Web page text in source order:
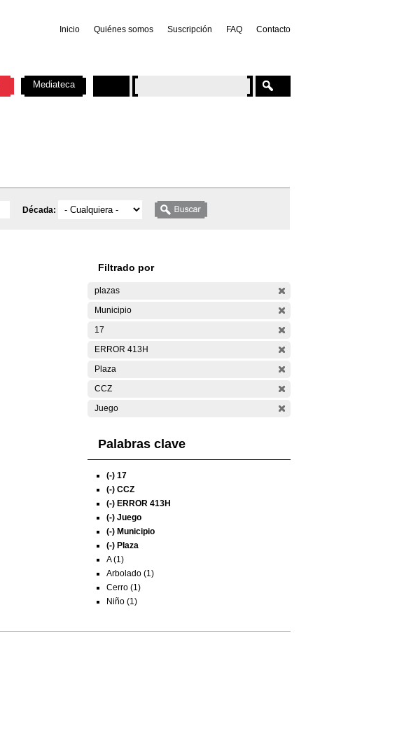
Inicio Quiénes somos Suscripción FAQ Contacto
Década:
Filtrado por
plazas
Municipio
17
ERROR 413H
Plaza
CCZ
Juego
Palabras clave
(-) 17
(-) CCZ
(-) ERROR 413H
(-) Juego
(-) Municipio
(-) Plaza
A (1)
Arbolado (1)
Cerro (1)
Niño (1)
Mediateca